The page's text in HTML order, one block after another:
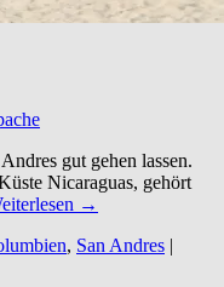
gut gehen lassen.
Nicaraguas, gehört
→
, San Andres |